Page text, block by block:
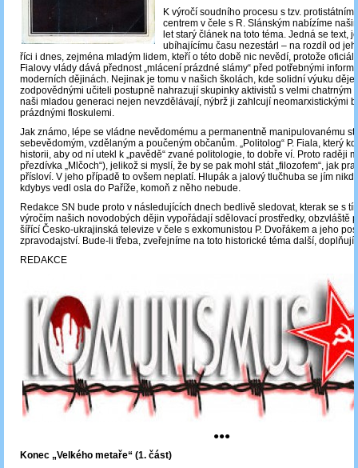
K výročí soudního procesu s tzv.
centrem v čele s R. Slánským nabízíme
let starý článek na toto téma. Jedná se text,
ubíhajícímu času nezestárl – na rozdíl od
říci i dnes, zejména mladým lidem, kteří o této době nic nevědí, protože
Fialovy vlády dává přednost „mlácení prázdné slámy“ před potřebnými
moderních dějinách. Nejinak je tomu v našich školách, kde solidní výuku
zodpovědnými učiteli postupně nahrazují skupinky aktivistů s velmi chatrným
naši mladou generaci nejen nevzdělávají, nýbrž ji zahlcují neomarxistickými
prázdnými floskulemi.
Jak známo, lépe se vládne nevědomému a permanentně manipulovanému
sebevědomým, vzdělaným a poučeným občanům. „Politolog“ P. Fiala, který
historii, aby od ní utekl k „pavědě“ zvané politologie, to dobře ví. Proto raději
přezdívka „Mlčoch“), jelikož si myslí, že by se pak mohl stát „filozofem“, jak
přísloví. V jeho případě to ovšem neplatí. Hlupák a jalový tlučhuba se jím
kdybys vedl osla do Paříže, komoň z něho nebude.
Redakce SN bude proto v následujících dnech bedlivě sledovat, kterak se s
výročím našich novodobých dějin vypořádají sdělovací prostředky, obzvláště
šířící Česko-ukrajinská televize v čele s exkomunistou P. Dvořákem a jeho
zpravodajství. Bude-li třeba, zveřejníme na toto historické téma další,
REDAKCE
●●●
Konec „Velkého metaře“ (1. část)